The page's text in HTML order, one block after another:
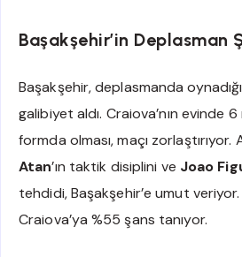
Başakşehir’in Deplasman
Başakşehir, deplasmanda
galibiyet aldı. Craiova’nın evinde
formda olması, maçı zorlaştırıyor.
Atan’ın taktik disiplini ve Joao
tehdidi, Başakşehir’e umut
Craiova’ya %55 şans tanıyor.